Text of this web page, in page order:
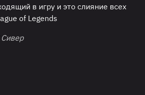
в игру и это слияние всех
of Legends